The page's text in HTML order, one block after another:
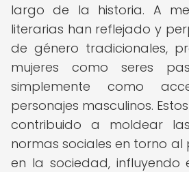
largo de la historia. A
literarias han reflejado y
de género tradicionales,
mujeres como seres
simplemente como
personajes masculinos.
contribuido a moldear
normas sociales en torno
en la sociedad, influyendo